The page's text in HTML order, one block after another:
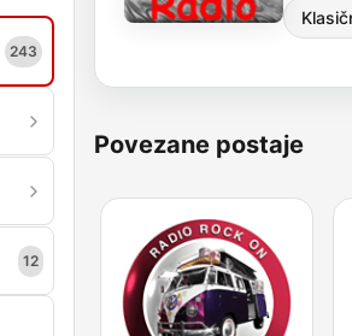
243
12
Povezane postaje